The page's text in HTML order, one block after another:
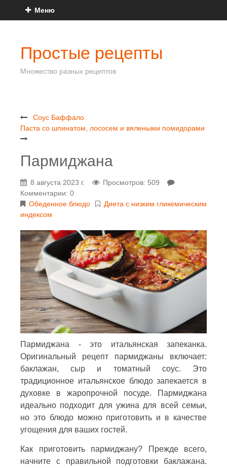
Меню
Простые рецепты
Множество разных рецептов
Соус Баффало
Паста со шпинатом, лососем и вялеными помидорами
Пармиджана
8 августа 2023 г.
Просмотров: 509
Комментарии: 0
Обеденное блюдо
Диета с низким гликемическим
индексом
Пармиджана - это итальянская запеканка.
Оригинальный рецепт пармиджаны включает:
баклажан, сыр и томатный соус. Это
традиционное итальянское блюдо запекается в
духовке в жаропрочной посуде. Пармиджана
идеально подходит для ужина для всей семьи,
но это блюдо можно приготовить и в качестве
угощения для ваших гостей.
Как приготовить пармиджану? Прежде всего,
начните с правильной подготовки баклажана.